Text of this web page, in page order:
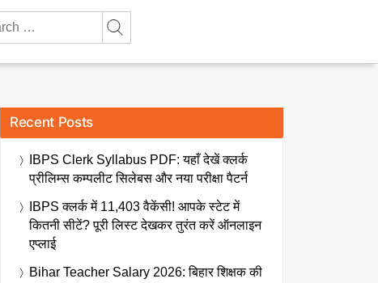
Recent Posts
IBPS Clerk Syllabus PDF: यहाँ देखें क्लर्क
प्रीलिम्स कम्पलीट सिलेबस और नया परीक्षा पैटर्न
IBPS क्लर्क में 11,403 वैकेंसी! आपके स्टेट में
कितनी सीटें? पूरी लिस्ट देखकर तुरंत करें ऑनलाइन
एप्लाई
Bihar Teacher Salary 2026: बिहार शिक्षक की